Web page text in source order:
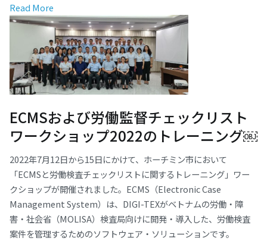
Read More
ECMSおよび労働監督チェックリスト
ワークショップ2022のトレーニング￼
2022年7月12日から15日にかけて、ホーチミン市において
「ECMSと労働検査チェックリストに関するトレーニング」ワー
クショップが開催されました。ECMS（Electronic Case
Management System）は、DIGI-TEXがベトナムの労働・障
害・社会省（MOLISA）検査局向けに開発・導入した、労働検査
案件を管理するためのソフトウェア・ソリューションです。